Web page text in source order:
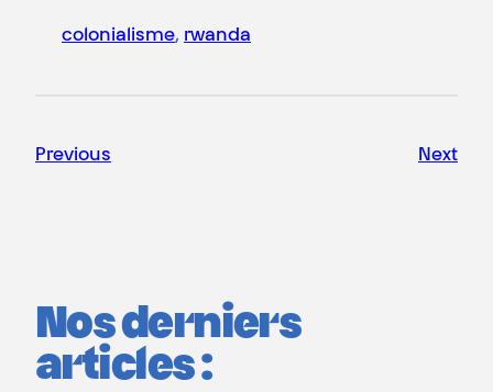
colonialisme, rwanda
Previous Next
Nos derniers
articles :